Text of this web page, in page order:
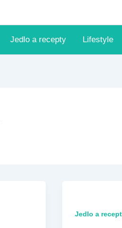
Jedlo a recepty Lifestyle
Jedlo a